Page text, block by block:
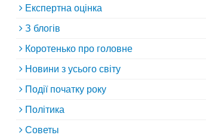
Експертна оцінка
З блогів
Коротенько про головне
Новини з усього світу
Події початку року
Політика
Советы